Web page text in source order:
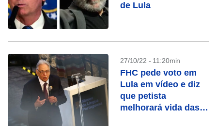
de Lula
27/10/22 - 11:20min
FHC pede voto em
Lula em vídeo e diz
que petista
melhorará vida das